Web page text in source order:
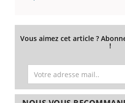
Vous aimez cet article ?
!